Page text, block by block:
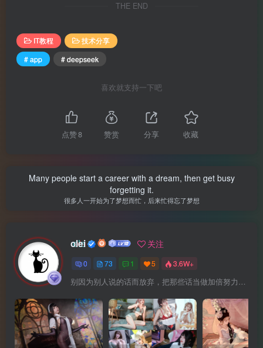
THE END
IT教程
技术分享
# app
# deepseek
喜欢就支持一下吧
点赞8 赞赏 分享 收藏
Many people start a career with a dream, then get busy
forgetting it.
很多人一开始为了梦想而忙，后来忙得忘了梦想
olei 关注
0 73 1 5 3.6W+
别因为别人说的话而放弃，把那些话当做加倍努力的动力